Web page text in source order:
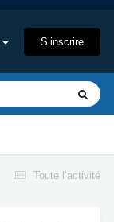
S’inscrire
Toute l’activité